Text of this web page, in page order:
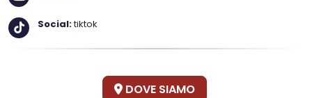
Social:tiktok
DOVE SIAMO